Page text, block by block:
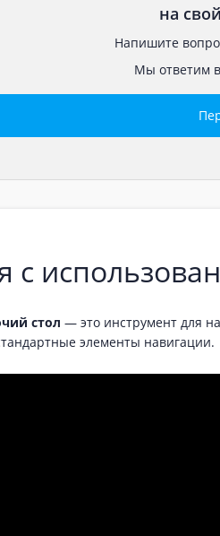
с
стол — это инструмент для
элементы навигации.
на
Напишите
Мы ответим